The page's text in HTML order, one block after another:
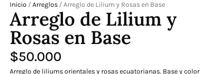
Inicio /Arreglos / Arreglo de Lilium y Rosas en Base
Arreglo de Lilium y
Rosas en Base
$50.000
Arreglo de liliums orientales y rosas ecuatorianas. Base y color